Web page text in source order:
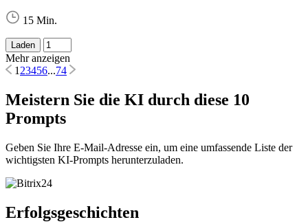
15 Min.
Laden
Mehr anzeigen
1 23456...74
Meistern Sie die KI durch diese 10
Prompts
Geben Sie Ihre E-Mail-Adresse ein, um eine umfassende Liste der
wichtigsten KI-Prompts herunterzuladen.
Erfolgsgeschichten